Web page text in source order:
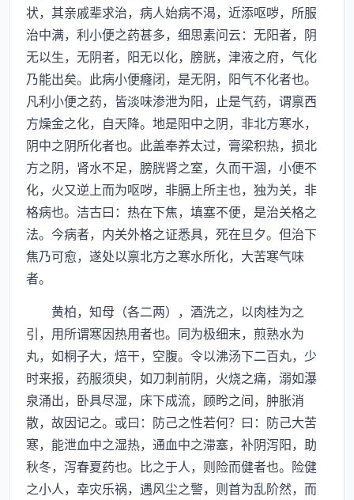
状，其亲戚辈求治，病人始病不渴，近添呕哕，所服
治中满，利小便之药甚多，细思素问云：无阳者，阴
无以生，无阴者，阳无以化，膀胱，津液之府，气化
乃能出矣。此病小便癃闭，是无阴，阳气不化者也。
凡利小便之药，皆淡味渗泄为阳，止是气药，谓禀西
方燥金之化，自天降。地是阳中之阴，非北方寒水，
阴中之阴所化者也。此盖奉养太过，膏梁积热，损北
方之阴，肾水不足，膀胱肾之室，久而干涸，小便不
化，火又逆上而为呕哕，非膈上所主也，独为关，非
格病也。洁古曰：热在下焦，填塞不便，是治关格之
法。今病者，内关外格之证悉具，死在旦夕。但治下
焦乃可愈，遂处以禀北方之寒水所化，大苦寒气味
者。
黄柏，知母（各二两），酒洗之，以肉桂为之
引，用所谓寒因热用者也。同为极细末，煎熟水为
丸，如桐子大，焙干，空腹。令以沸汤下二百丸，少
时来报，药服须臾，如刀刺前阴，火烧之痛，溺如瀑
泉涌出，卧具尽湿，床下成流，顾盻之间，肿胀消
散，故因记之。或曰：防己之性若何？曰：防己大苦
寒，能泄血中之湿热，通血中之滞塞，补阴泻阳，助
秋冬，泻春夏药也。比之于人，则险而健者也。险健
之小人，幸灾乐祸，遇风尘之警，则首为乱阶然，而